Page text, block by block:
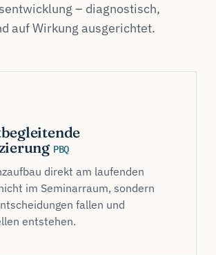
– diagnostisch,
auf Wirkung ausgerichtet.
PBQ
direkt am laufenden
im Seminarraum, sondern
fallen und
entstehen.